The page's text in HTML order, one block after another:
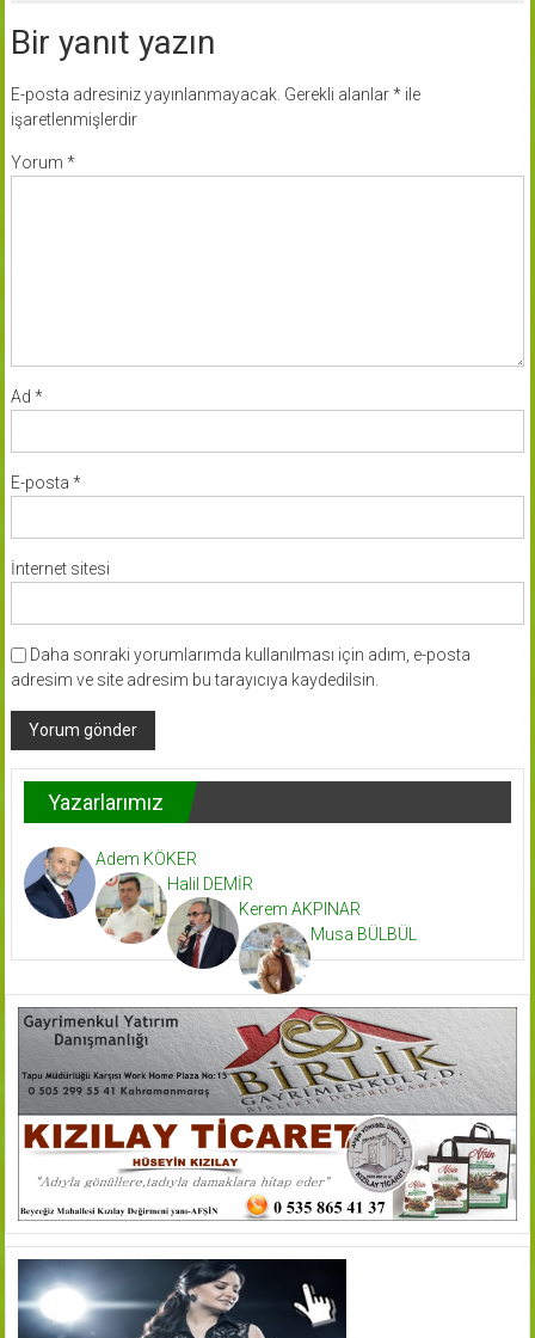
Bir yanıt yazın
E-posta adresiniz yayınlanmayacak. Gerekli alanlar*ile
işaretlenmişlerdir
Yorum *
Ad *
E-posta *
İnternet sitesi
Daha sonraki yorumlarımda kullanılması için adım, e-posta
adresim ve site adresim bu tarayıcıya kaydedilsin.
Yazarlarımız
Adem KÖKER
Halil DEMİR
Kerem AKPINAR
Musa BÜLBÜL